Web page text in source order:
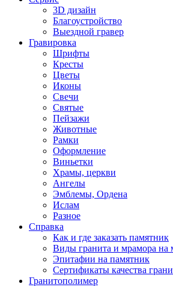
3D дизайн
Благоустройство
Выездной гравер
Гравировка
Шрифты
Кресты
Цветы
Иконы
Свечи
Святые
Пейзажи
Животные
Рамки
Оформление
Виньетки
Храмы, церкви
Ангелы
Эмблемы, Ордена
Ислам
Разное
Справка
Как и где заказать памятник
Виды гранита и мрамора на
Эпитафии на памятник
Сертификаты качества
Гранитополимер